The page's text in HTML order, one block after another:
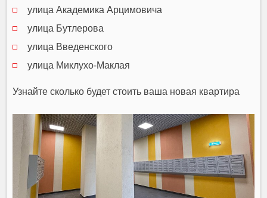
улица Академика Арцимовича
улица Бутлерова
улица Введенского
улица Миклухо-Маклая
Узнайте сколько будет стоить ваша новая квартира